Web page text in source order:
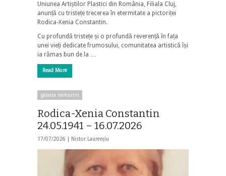
Uniunea Artiștilor Plastici din România, Filiala Cluj,
anunță cu tristețe trecerea în etermitate a pictoriței
Rodica-Xenia Constantin.
Cu profundă tristețe și o profundă reverență în fața
unei vieți dedicate frumosului, comunitatea artistică își
ia rămas bun de la …
Read More
galaxia nemuririi
Rodica-Xenia Constantin
24.05.1941 – 16.07.2026
17/07/2026 | Nistor Laurențiu